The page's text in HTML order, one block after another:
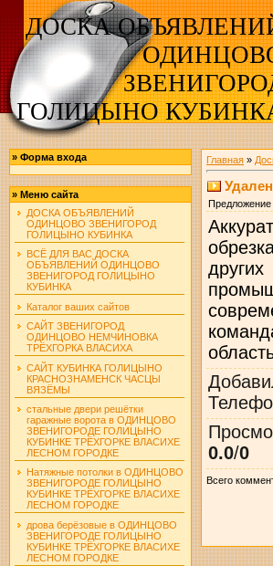
ДОСКА
ГОЛИЦЫНО
» Форма входа
» Меню сайта
ДОСКА ОБЪЯВЛЕНИЙ
ОДИНЦОВО ЗВЕНИГОРОД
ГОЛИЦЫНО КУБИНКА
ВСЁ ДЛЯ ВАС ДОСКА
ОБЪЯВЛЕНИЙ ОДИНЦОВО
ЗВЕНИГОРОД ГОЛИЦЫНО
КУБИНКА
Каталог ваших сайтов
САЙТ ЗВЕНИГОРОД
ОДИНЦОВО НЕМЧИНОВКА
ТРЁХГОРКА ВЛАСИХА
САЙТ КУБИНКА ГОЛИЦЫНО
КРАСНОЗНАМЕНСК ЧАСЦЫ
ВЯЗЁМЫ
стальные двери решётки
гаражные ворота в ОДИНЦОВО
ЗВЕНИГОРОДЕ ГОЛИЦЫНО
КУБИНКЕ ТРЁХГОРКЕ ВЛАСИХЕ
ЛЕСНОМ ГОРОДКЕ
Натяжные потолки в ОДИНЦОВО
ЗВЕНИГОРОДЕ ГОЛИЦЫНО
КУБИНКЕ ТРЁХГОРКЕ ВЛАСИХЕ
ЛЕСНОМ ГОРОДКЕ
дрова берёзовые в ОДИНЦОВО
ЗВЕНИГОРОДЕ ГОЛИЦЫНО
КУБИНКЕ ТРЁХГОРКЕ ВЛАСИХЕ
ЛЕСНОМ ГОРОДКЕ
Главная»
Предложение
0.0/0
Всего